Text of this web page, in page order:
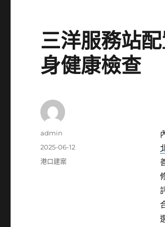
三洋服務站
身健康檢查
作
admin
發
佈
2025-06-12
分
港口建案